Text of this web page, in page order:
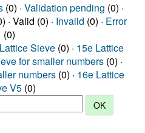
(0) · Validation pending (0) ·
· Valid (0) · Invalid (0) · Error
(0)
Sieve (0) · 15e Lattice
for smaller numbers (0) ·
numbers (0) · 16e Lattice
V5 (0)